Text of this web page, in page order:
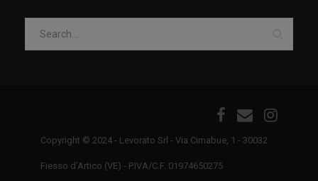
Copyright © 2024 - Levorato Srl - Via Cimabue, 1 - 30032
Fiesso d’Artico (VE) - P.IVA/C.F. 01974650275